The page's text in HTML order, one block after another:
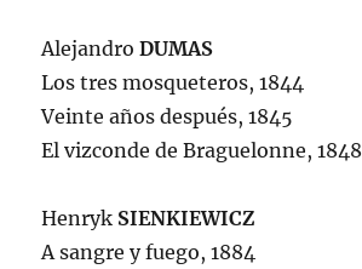
AlejandroDUMAS
Los tres mosqueteros, 1844
Veinte años después, 1845
El vizconde de Braguelonne, 1848
Henryk SIENKIEWICZ
A sangre y fuego, 1884